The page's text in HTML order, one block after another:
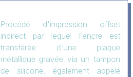
Procédé d'impression offset
indirect par lequel l'encre est
transférée d'une plaque
métallique gravée via un tampon
de silicone, également appelé